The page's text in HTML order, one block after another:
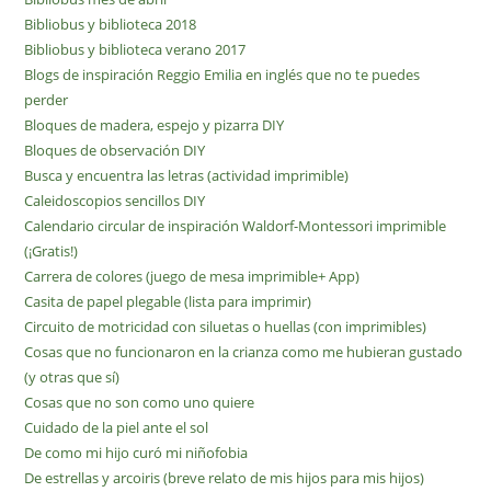
Bibliobus y biblioteca 2018
Bibliobus y biblioteca verano 2017
Blogs de inspiración Reggio Emilia en inglés que no te puedes
perder
Bloques de madera, espejo y pizarra DIY
Bloques de observación DIY
Busca y encuentra las letras (actividad imprimible)
Caleidoscopios sencillos DIY
Calendario circular de inspiración Waldorf-Montessori imprimible
(¡Gratis!)
Carrera de colores (juego de mesa imprimible+ App)
Casita de papel plegable (lista para imprimir)
Circuito de motricidad con siluetas o huellas (con imprimibles)
Cosas que no funcionaron en la crianza como me hubieran gustado
(y otras que sí)
Cosas que no son como uno quiere
Cuidado de la piel ante el sol
De como mi hijo curó mi niñofobia
De estrellas y arcoiris (breve relato de mis hijos para mis hijos)